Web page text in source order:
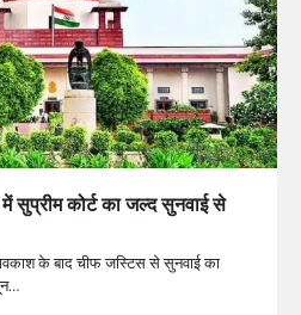
सुप्रीम कोर्ट का जल्द सुनवाई से
के बाद चीफ जस्टिस से सुनवाई का